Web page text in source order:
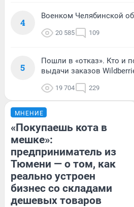
4
Военком Челябинской
20 585 109
5
Пошли в «отказ». Кто и
выдачи заказов
19 704 229
МНЕНИЕ
«Покупаешь кота в
мешке»:
предприниматель из
Тюмени — о том, как
реально устроен
бизнес со складами
дешевых товаров